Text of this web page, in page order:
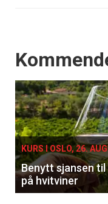
Events
KURS I OSLO, 26.
Benytt sjansen
på hvitviner